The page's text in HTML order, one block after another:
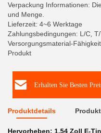
Verpackung Informationen:
und Menge.
Lieferzeit: 4~6 Werktage
Zahlungsbedingungen: L/C,
Versorgungsmaterial-
Produkt
Erhalten Sie Besten
Produktdetails
Hervorheben: 1.54 Zoll E-